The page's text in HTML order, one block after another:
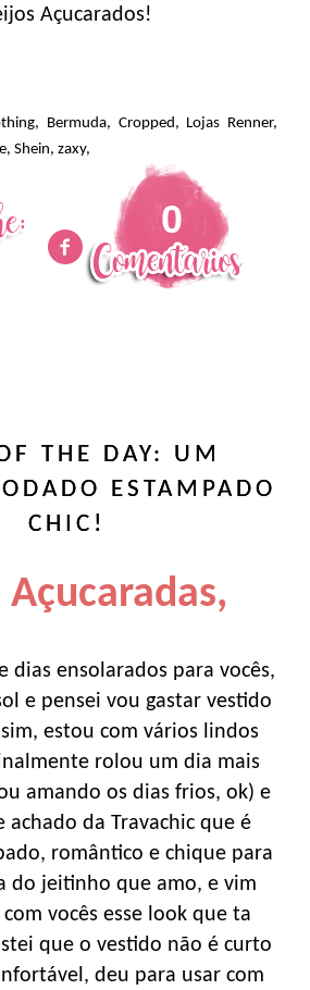
Açucarados!
, Bermuda, Cropped , Lojas Renner,
, Shein, zaxy,
0
THE DAY: UM
ESTAMPADO
CHIC!
dias ensolarados para vocês,
e pensei vou gastar vestido
estou com vários lindos
rolou um dia mais
amando os dias frios, ok) e
achado da Travachic que é
romântico e chique para
do jeitinho que amo, e vim
vocês esse look que ta
que o vestido não é curto
deu para usar com